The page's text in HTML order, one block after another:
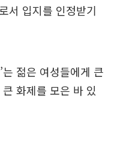
서 입지를 인정받기
는 젊은 여성들에게 큰
화제를 모은 바 있